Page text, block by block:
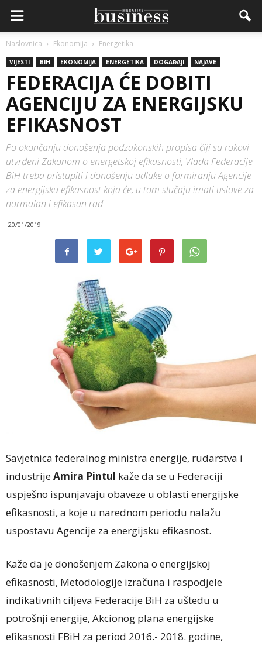
Naslovnica Ekonomija Energetika
VIJESTI BIH EKONOMIJA ENERGETIKA DOGAĐAJI NAJAVE
FEDERACIJA ĆE DOBITI
AGENCIJU ZA ENERGIJSKU
EFIKASNOST
Po okončanju donošenja podzakonskih propisa čiji su rokovi
utvrđeni Zakonom o energetskoj efikasnosti, Vlada Federacije
BiH treba pristupiti i donošenju odluke o formiranju Agencije
za energijsku efikasnost koja će, u tom slučaju imati uslove za
normalan i efikasan rad
20/01/2019
Savjetnica federalnog ministra energije, rudarstva i
industrijeAmira Pintul kaže da se u Federaciji
uspješno ispunjavaju obaveze u oblasti energijske
efikasnosti, a koje u narednom periodu nalažu
uspostavu Agencije za energijsku efikasnost.
Kaže da je donošenjem Zakona o energijskoj
efikasnosti, Metodologije izračuna i raspodjele
indikativnih ciljeva Federacije BiH za uštedu u
potrošnji energije, Akcionog plana energijske
efikasnosti FBiH za period 2016.- 2018. godine,